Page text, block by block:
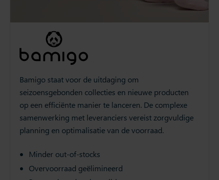
Bamigo staat voor de uitdaging om
seizoensgebonden collecties en nieuwe producten
op een efficiënte manier te lanceren. De complexe
samenwerking met leveranciers vereist zorgvuldige
planning en optimalisatie van de voorraad.
Minder out-of-stocks
Overvoorraad geëlimineerd